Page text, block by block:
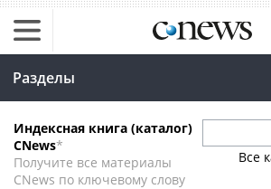
Разделы
Индексная книга (каталог)
CNews*
Получите все материалы
CNews по ключевому слову
Все